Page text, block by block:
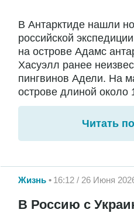
В Антарктиде нашли
российской
на острове Адамс
Хасуэлл ранее
пингвинов Адели. На
острове длиной около
Читать
Жизнь 16:12 / 26 Июня
В Россию с